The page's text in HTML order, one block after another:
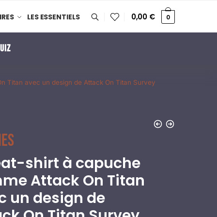
LES ESSENTIELS 0,00 € 0
Titan avec un design de Attack On Titan Survey
shirt à capuche
Attack On Titan
un design de